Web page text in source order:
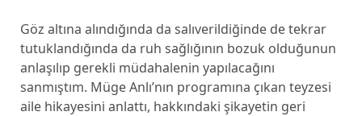
Göz altına alındığında da salıverildiğinde de tekrar
tutuklandığında da ruh sağlığının bozuk olduğunun
anlaşılıp gerekli müdahalenin yapılacağını
sanmıştım. Müge Anlı’nın programına çıkan teyzesi
aile hikayesini anlattı, hakkındaki şikayetin geri